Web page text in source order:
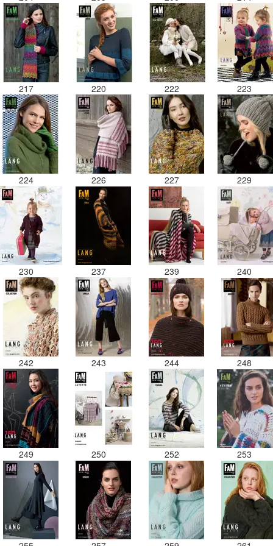
217 220 222 223
224 226 227 229
230 237 239 240
242 243 244 248
249 250 252 253